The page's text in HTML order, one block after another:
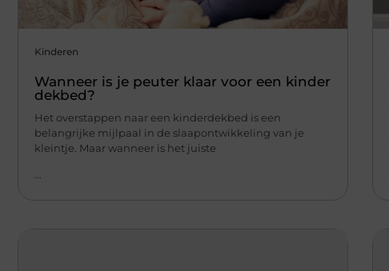
Kinderen
Wanneer is je peuter klaar voor een kinder
dekbed?
Het overstappen naar een kinderdekbed is een
belangrijke mijlpaal in de slaapontwikkeling van je
kleintje. Maar wanneer is het juiste
...